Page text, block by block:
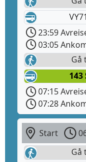
23:59
03:05
Gå
143
07:15
07:28
Start
Gå